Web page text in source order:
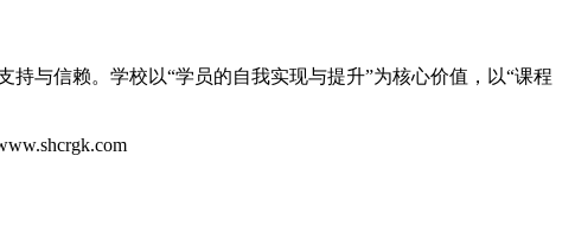
与信赖。学校以“学员的自我实现与提升”为核心价值，以“课程